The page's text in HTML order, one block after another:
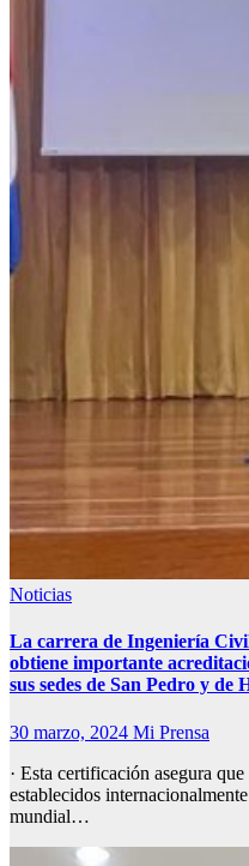
Noticias
La carrera de Ingeniería
obtiene importante
sus sedes de San Pedro y de
30 marzo, 2024 Mi Prensa
· Esta certificación asegura
establecidos
mundial…